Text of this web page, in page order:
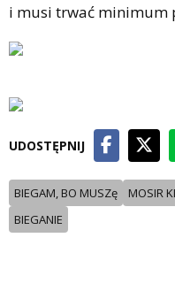
i musi trwać minimum
UDOSTĘPNIJ
BIEGAM, BO MUSZę MOSIR
BIEGANIE